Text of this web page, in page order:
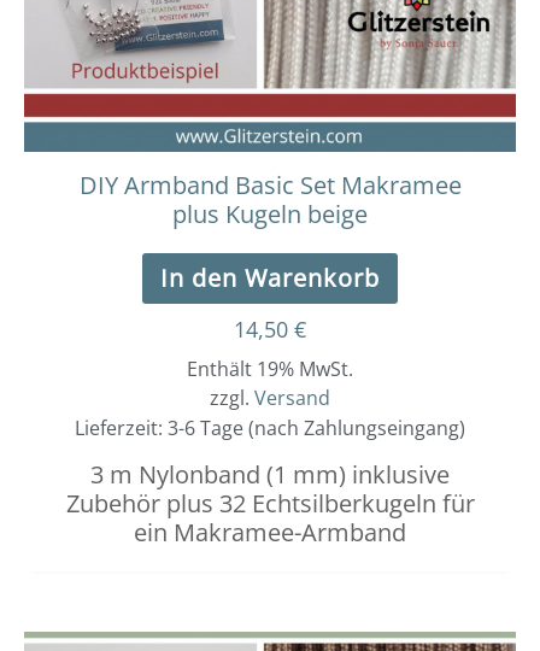
DIY Armband Basic Set Makramee
plus Kugeln beige
In den Warenkorb
14,50 €
Enthält 19% MwSt.
zzgl. Versand
Lieferzeit: 3-6 Tage (nach Zahlungseingang)
3 m Nylonband (1 mm) inklusive
Zubehör plus 32 Echtsilberkugeln für
ein Makramee-Armband